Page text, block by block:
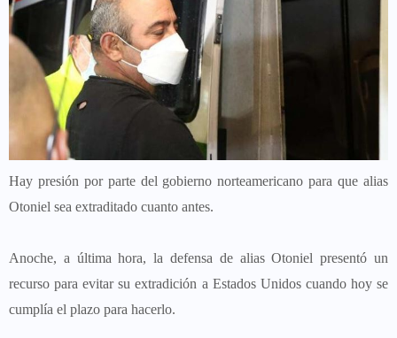
Hay presión por parte del gobierno norteamericano para que alias
Otoniel sea extraditado cuanto antes.
Anoche, a última hora, la defensa de alias Otoniel presentó un
recurso para evitar su extradición a Estados Unidos cuando hoy se
cumplía el plazo para hacerlo.